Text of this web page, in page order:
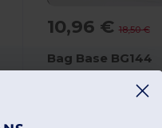
10,96 € 18,50 €
Bag Base BG144